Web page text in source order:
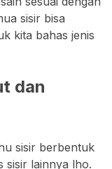
sisir bisa
kita bahas jenis
dan
sisir berbentuk
sisir lainnya lho.